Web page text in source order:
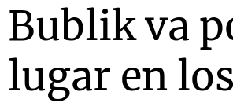
Bublik va
lugar en los